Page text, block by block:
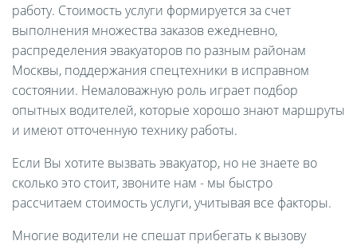
работу. Стоимость услуги формируется за счет
выполнения множества заказов ежедневно,
распределения эвакуаторов по разным районам
Москвы, поддержания спецтехники в исправном
состоянии. Немаловажную роль играет подбор
опытных водителей, которые хорошо знают маршруты
и имеют отточенную технику работы.
Если Вы хотите вызвать эвакуатор, но не знаете во
сколько это стоит, звоните нам - мы быстро
рассчитаем стоимость услуги, учитывая все факторы.
Многие водители не спешат прибегать к вызову